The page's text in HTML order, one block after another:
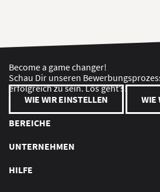
Become a game changer!
Schau Dir unseren
erfolgreich zu sein. Los geht’s!
WIE WIR EINSTELLEN
WIE
BEREICHE
UNTERNEHMEN
HILFE